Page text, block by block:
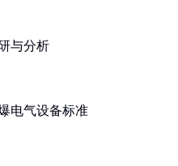
与分析
电气设备标准